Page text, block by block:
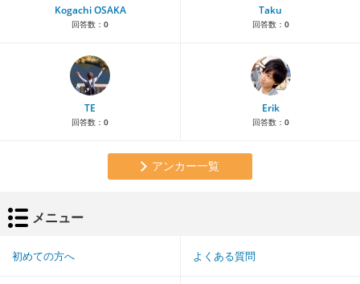
Kogachi OSAKA
回答数： 0
Taku
回答数： 0
TE
回答数： 0
Erik
回答数： 0
アンカー一覧
メニュー
初めての方へ よくある質問